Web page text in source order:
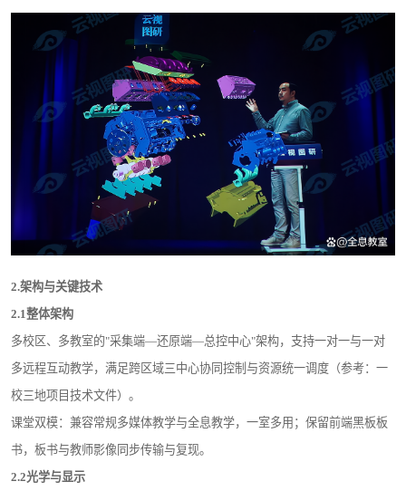
2.架构与关键技术
2.1整体架构
多校区、多教室的"采集端—还原端—总控中心"架构，支持一对一与一对
多远程互动教学，满足跨区域三中心协同控制与资源统一调度（参考：一
校三地项目技术文件）。
课堂双模：兼容常规多媒体教学与全息教学，一室多用；保留前端黑板板
书，板书与教师影像同步传输与复现。
2.2光学与显示